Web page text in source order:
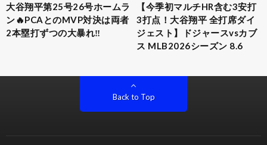
大谷翔平第25号26号ホームラ
ン🔥PCAとのMVP対決は両者
2本塁打ずつの大暴れ‼️
【今季初マルチHR含む3安打
3打点！大谷翔平 全打席ダイ
ジェスト】ドジャースvsカブ
ス MLB2026シーズン 8.6
Back to Top